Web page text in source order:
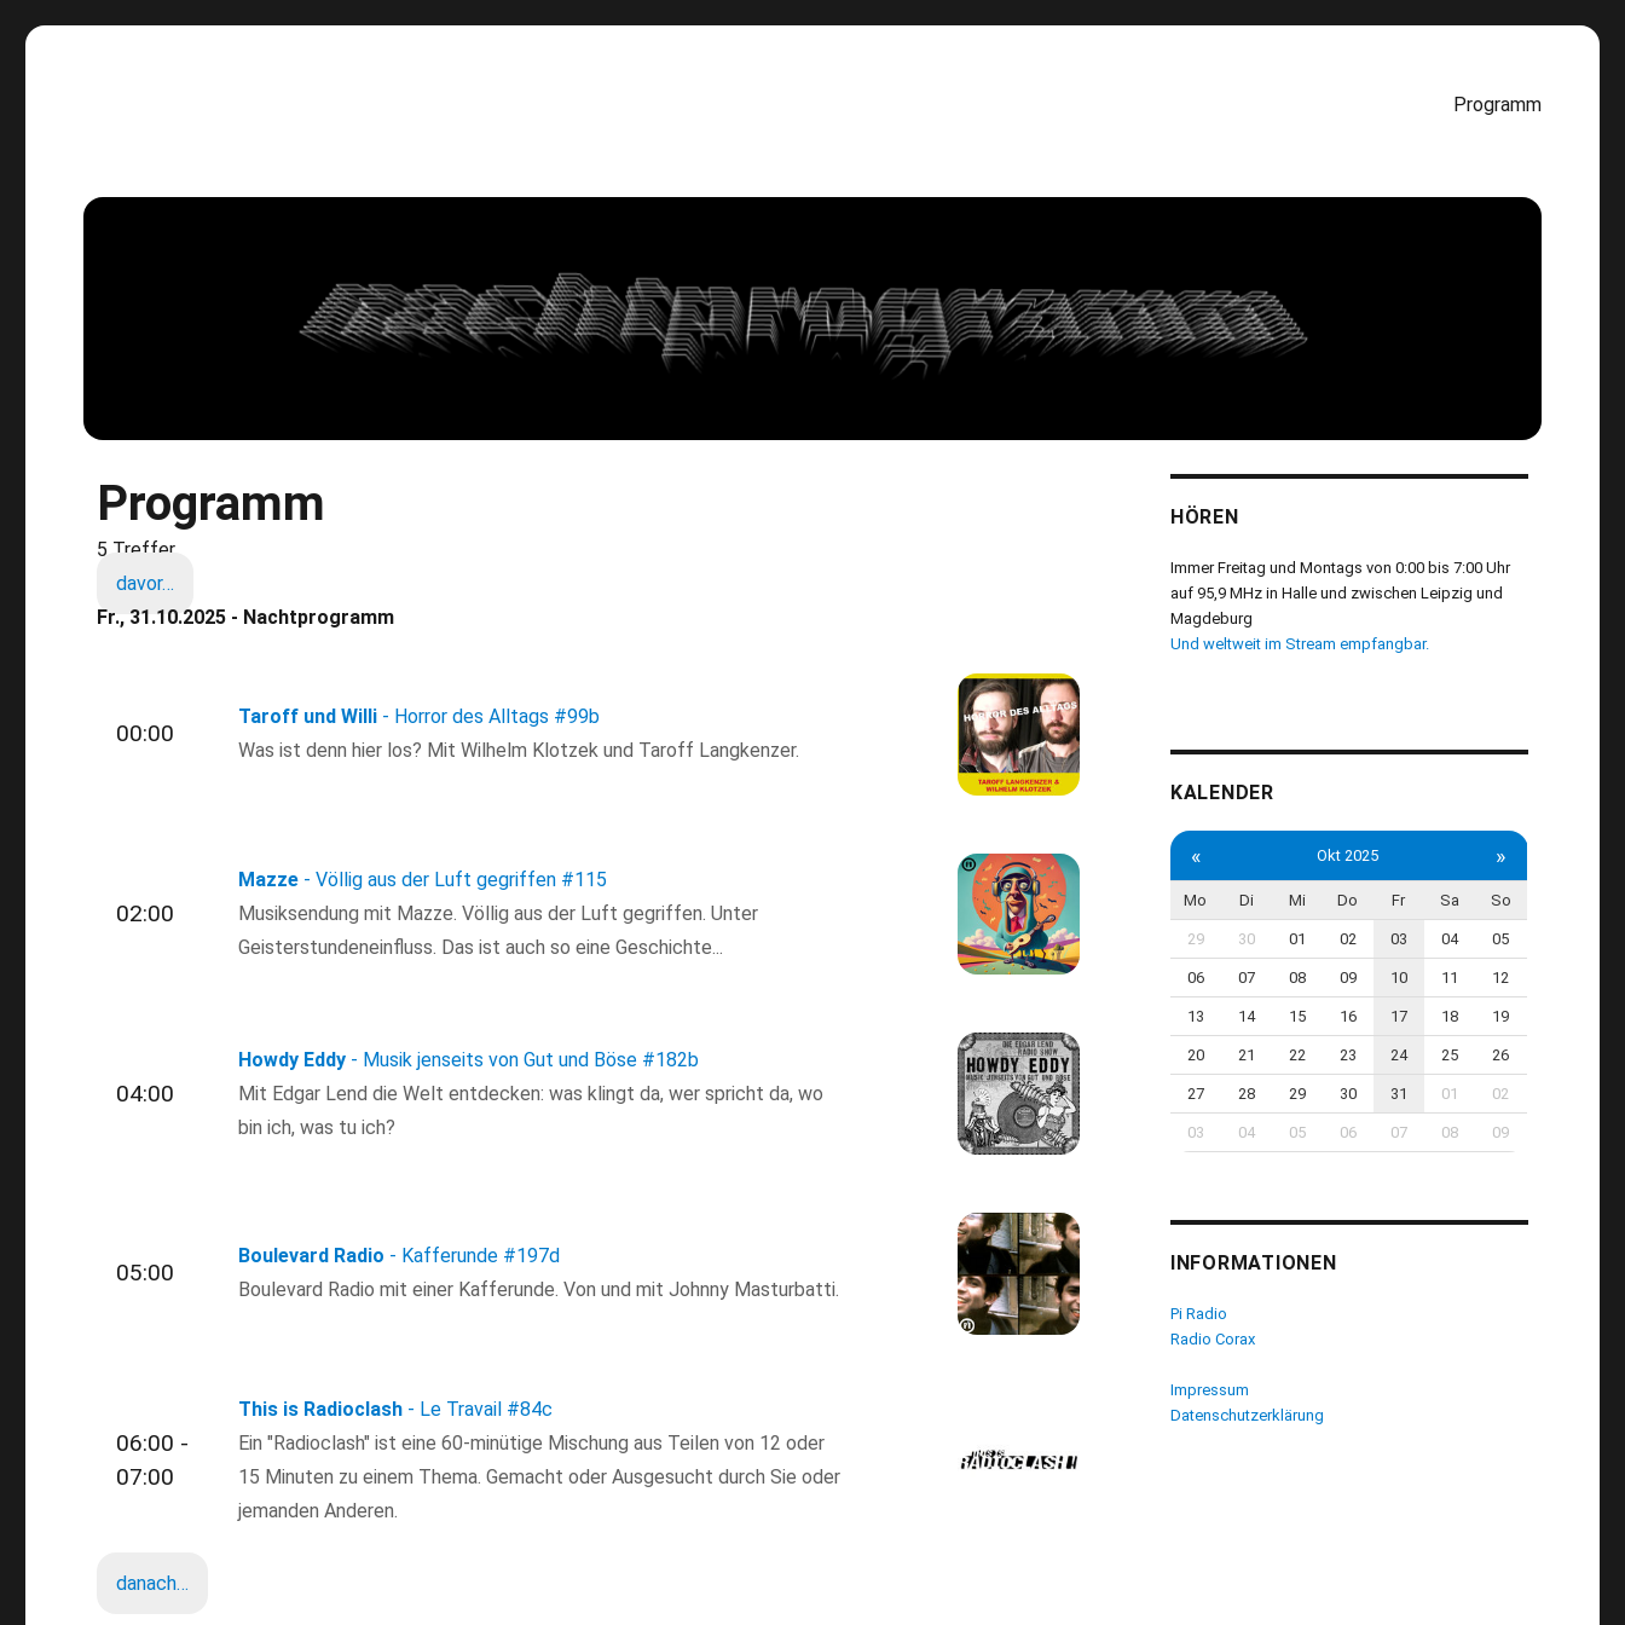
Programm
Programm
5 Treffer
davor…
Fr., 31.10.2025 - Nachtprogramm
00:00
Taroff und Willi - Horror des Alltags #99b
Was ist denn hier los? Mit Wilhelm Klotzek und Taroff Langkenzer.
02:00
Mazze - Völlig aus der Luft gegriffen #115
Musiksendung mit Mazze. Völlig aus der Luft gegriffen. Unter
Geisterstundeneinfluss. Das ist auch so eine Geschichte...
04:00
Howdy Eddy - Musik jenseits von Gut und Böse #182b
Mit Edgar Lend die Welt entdecken: was klingt da, wer spricht da, wo
bin ich, was tu ich?
05:00
Boulevard Radio - Kafferunde #197d
Boulevard Radio mit einer Kafferunde. Von und mit Johnny Masturbatti.
06:00 -
07:00
This is Radioclash - Le Travail #84c
Ein "Radioclash" ist eine 60-minütige Mischung aus Teilen von 12 oder
15 Minuten zu einem Thema. Gemacht oder Ausgesucht durch Sie oder
jemanden Anderen.
danach…
HÖREN
Immer Freitag und Montags von 0:00 bis 7:00 Uhr
auf 95,9 MHz in Halle und zwischen Leipzig und
Magdeburg
Und weltweit im Stream empfangbar.
KALENDER
« Okt 2025 »
Mo Di Mi Do Fr Sa So
29 30 01 02 03 04 05
06 07 08 09 10 11 12
13 14 15 16 17 18 19
20 21 22 23 24 25 26
27 28 29 30 31 01 02
03 04 05 06 07 08 09
INFORMATIONEN
Pi Radio
Radio Corax
Impressum
Datenschutzerklärung